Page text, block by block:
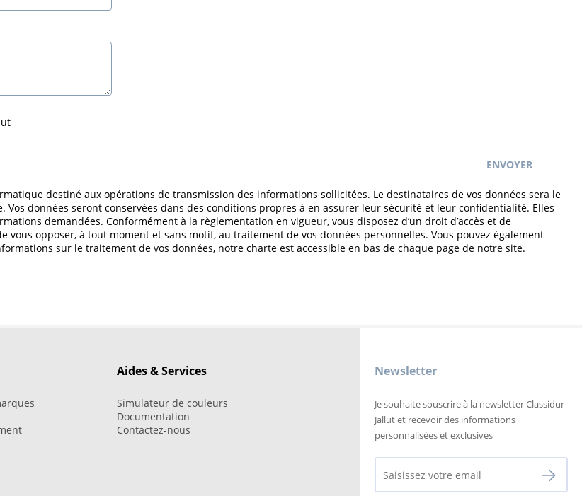
ENVOYER
destiné aux opérations de transmission des informations sollicitées. Le destinataires de vos données sera le
données seront conservées dans des conditions propres à en assurer leur sécurité et leur confidentialité. Elles
demandées. Conformément à la règlementation en vigueur, vous disposez d’un droit d’accès et de
opposer, à tout moment et sans motif, au traitement de vos données personnelles. Vous pouvez également
sur le traitement de vos données, notre charte est accessible en bas de chaque page de notre site.
Aides & Services
Simulateur de couleurs
Documentation
Contactez-nous
Newsletter
Je souhaite souscrire à la newsletter Classidur
Jallut et recevoir des informations
personnalisées et exclusives